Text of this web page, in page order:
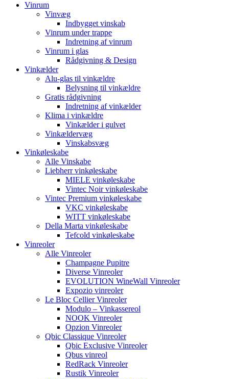
Vinrum
Vinvæg
Indbygget vinskab
Vinrum under trappe
Indretning af vinrum
Vinrum i glas
Rådgivning & Design
Vinkælder
Alu-glas til vinkældre
Belysning til vinkældre
Gratis rådgivning
Indretning af vinkælder
Klima i vinkældre
Vinkælder i gulvet
Vinkældervæg
Vinskabsvæg
Vinkøleskabe
Alle Vinskabe
Liebherr vinkøleskabe
MIELE vinkøleskabe
Vintec Noir vinkøleskabe
Vintec Premium vinkøleskabe
VKC vinkøleskabe
WITT vinkøleskabe
Della Marta vinkøleskabe
Tefcold vinkøleskabe
Vinreoler
Alle Vinreoler
Champagne Pupitre
Diverse Vinreoler
EVOLUTION WineWall Vinreoler
Expozio vinreoler
Le Bloc Cellier Vinreoler
Modulo – Vinkassereol
NOOK Vinreoler
Opzion Vinreoler
Qbic Classique Vinreoler
Qbic Exclusive Vinreoler
Qbus vinreol
RedRack Vinreoler
Rustik Vinreoler